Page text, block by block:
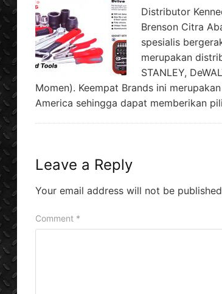
Distributor
Brenson Citra
spesialis
merupakan
STANLEY,
Momen). Keempat Brands ini
America sehingga dapat memberikan
Leave a Reply
Your email address will not be
Comment *